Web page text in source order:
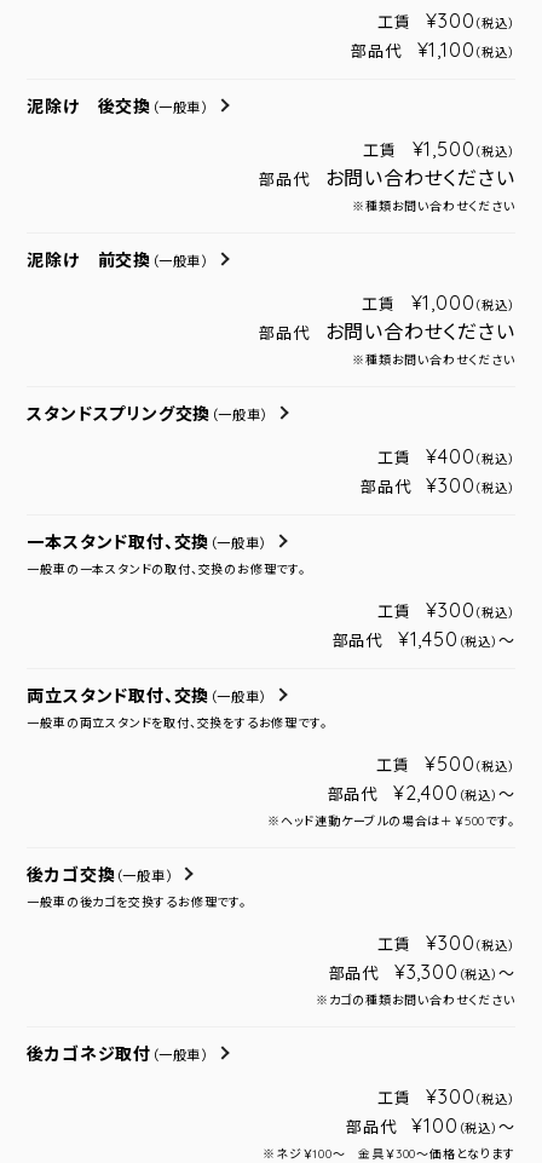
工賃 ¥300 （税込）
部品代 ¥1,100 （税込）
泥除け 後交換 （一般車）
工賃 ¥1,500 （税込）
部品代 お問い合わせください
※種類お問い合わせください
泥除け 前交換 （一般車）
工賃 ¥1,000 （税込）
部品代 お問い合わせください
※種類お問い合わせください
スタンドスプリング交換 （一般車）
工賃 ¥400 （税込）
部品代 ¥300 （税込）
一本スタンド取付、交換 （一般車）
一般車の一本スタンドの取付、交換のお修理です。
工賃 ¥300 （税込）
部品代 ¥1,450 （税込） ～
両立スタンド取付、交換 （一般車）
一般車の両立スタンドを取付、交換をするお修理です。
工賃 ¥500 （税込）
部品代 ¥2,400 （税込） ～
※ヘッド連動ケーブルの場合は＋￥500です。
後カゴ交換 （一般車）
一般車の後カゴを交換するお修理です。
工賃 ¥300 （税込）
部品代 ¥3,300 （税込） ～
※カゴの種類お問い合わせください
後カゴネジ取付 （一般車）
工賃 ¥300 （税込）
部品代 ¥100 （税込） ～
※ネジ￥100～ 金具￥300～価格となります